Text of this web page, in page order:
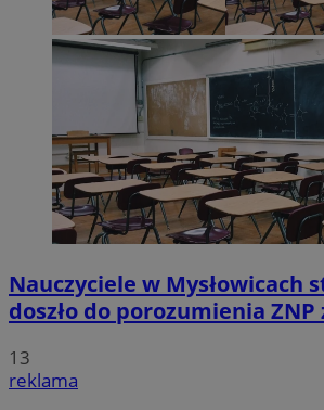
Nauczyciele w Mysłowicach
doszło do porozumienia ZNP
13
reklama